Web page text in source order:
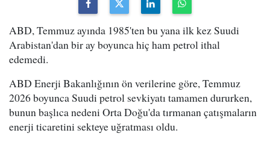
ABD, Temmuz ayında 1985'ten bu yana ilk kez Suudi
Arabistan'dan bir ay boyunca hiç ham petrol ithal
edemedi.
ABD Enerji Bakanlığının ön verilerine göre, Temmuz
2026 boyunca Suudi petrol sevkiyatı tamamen dururken,
bunun başlıca nedeni Orta Doğu'da tırmanan çatışmaların
enerji ticaretini sekteye uğratması oldu.